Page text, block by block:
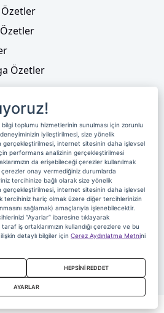
Özetler
Reklam
Site Sözleşmesi
Politikası
Sahibi Başvuru Formu
siteyi kullanarak sözleşmeyi kabul etmiş
toplumu hizmetlerinin sunulması için zorunlu
iyileştirilmesi, size yönelik
internet sitesinin daha işlevsel
performans analizinin gerçekleştirilmesi
da erişebileceği çerezler kullanılmak
onay vermediğiniz durumlarda
tercihinize bağlı olarak size yönelik
internet sitesinin daha işlevsel
tercihiniz hariç olmak üzere diğer tercihlerinizin
sağlamak) amaçlarıyla işlenebilecektir.
“Ayarlar” ibaresine tıklayarak
iş ortaklarımızın kullandığı çerezlere ve bu
detaylı bilgiler için Çerez Aydınlatma Metnini
HEPSİNİ REDDET
AYARLAR